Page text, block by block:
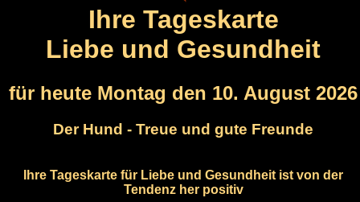
Ihre Tageskarte
Liebe und Gesundheit
für heute Montag den 10. August 2026
Der Hund - Treue und gute Freunde
Ihre Tageskarte für Liebe und Gesundheit ist von der
Tendenz her positiv